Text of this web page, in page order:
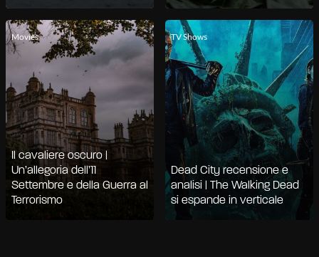
Movies
Il cavaliere oscuro |
Un’allegoria dell’11
Settembre e della Guerra al
Terrorismo
TV Shows
Dead City recensione e
analisi | The Walking Dead
si espande in verticale